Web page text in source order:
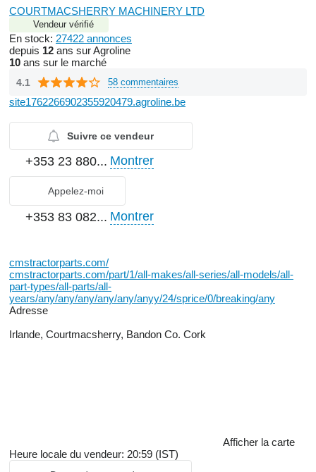
COURTMACSHERRY MACHINERY LTD
Vendeur vérifié
En stock: 27422 annonces
depuis 12 ans sur Agroline
10 ans sur le marché
4.1 58 commentaires
site1762266902355920479.agroline.be
Suivre ce vendeur
+353 23 880... Montrer
Appelez-moi
+353 83 082... Montrer
cmstractorparts.com/
cmstractorparts.com/part/1/all-makes/all-series/all-models/all-
part-types/all-parts/all-
years/any/any/any/any/any/anyy/24/sprice/0/breaking/any
Adresse
Irlande, Courtmacsherry, Bandon Co. Cork
Afficher la carte
Heure locale du vendeur: 20:59 (IST)